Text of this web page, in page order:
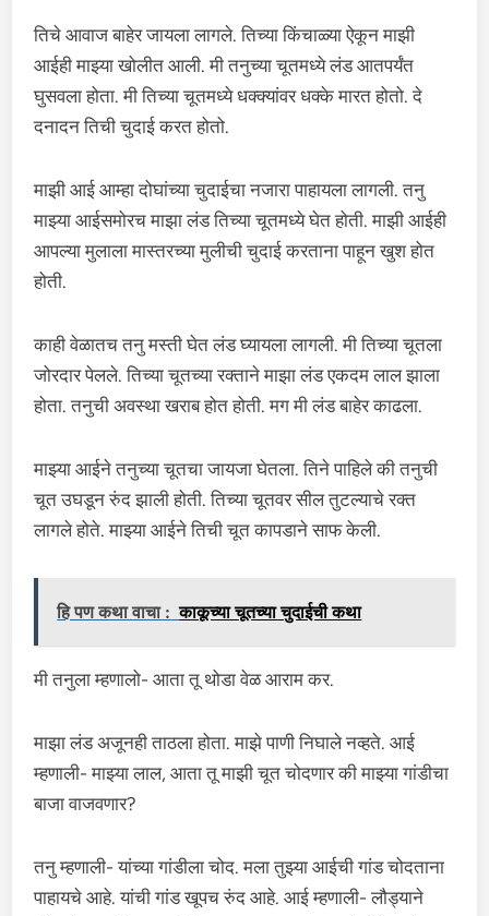
तिचे आवाज बाहेर जायला लागले. तिच्या किंचाळ्या ऐकून माझी
आईही माझ्या खोलीत आली. मी तनुच्या चूतमध्ये लंड आतपर्यंत
घुसवला होता. मी तिच्या चूतमध्ये धक्क्यांवर धक्के मारत होतो. दे
दनादन तिची चुदाई करत होतो.
माझी आई आम्हा दोघांच्या चुदाईचा नजारा पाहायला लागली. तनु
माझ्या आईसमोरच माझा लंड तिच्या चूतमध्ये घेत होती. माझी आईही
आपल्या मुलाला मास्तरच्या मुलीची चुदाई करताना पाहून खुश होत
होती.
काही वेळातच तनु मस्ती घेत लंड घ्यायला लागली. मी तिच्या चूतला
जोरदार पेलले. तिच्या चूतच्या रक्ताने माझा लंड एकदम लाल झाला
होता. तनुची अवस्था खराब होत होती. मग मी लंड बाहेर काढला.
माझ्या आईने तनुच्या चूतचा जायजा घेतला. तिने पाहिले की तनुची
चूत उघडून रुंद झाली होती. तिच्या चूतवर सील तुटल्याचे रक्त
लागले होते. माझ्या आईने तिची चूत कापडाने साफ केली.
हि पण कथा वाचा : काकूच्या चूतच्या चुदाईची कथा
मी तनुला म्हणालो- आता तू थोडा वेळ आराम कर.
माझा लंड अजूनही ताठला होता. माझे पाणी निघाले नव्हते. आई
म्हणाली- माझ्या लाल, आता तू माझी चूत चोदणार की माझ्या गांडीचा
बाजा वाजवणार?
तनु म्हणाली- यांच्या गांडीला चोद. मला तुझ्या आईची गांड चोदताना
पाहायचे आहे. यांची गांड खूपच रुंद आहे. आई म्हणाली- लौड्याने